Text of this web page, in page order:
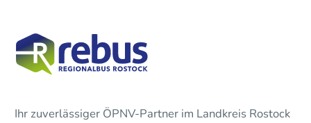
Ihr zuverlässiger ÖPNV-Partner im Landkreis Rostock